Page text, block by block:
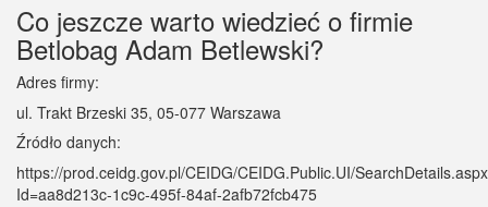
Co jeszcze warto wiedzieć o firmie
Betlobag Adam Betlewski?
Adres firmy:
ul. Trakt Brzeski 35, 05-077 Warszawa
Źródło danych:
https://prod.ceidg.gov.pl/CEIDG/CEIDG.Public.UI/
Id=aa8d213c-1c9c-495f-84af-2afb72fcb475